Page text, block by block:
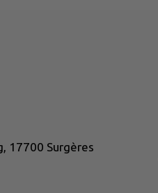
17700 Surgères